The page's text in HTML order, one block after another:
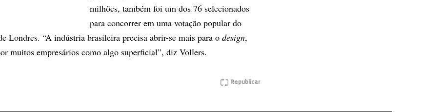
milhões, também foi um dos 76 selecionados
para concorrer em uma votação popular do
Londres. “A indústria brasileira precisa abrir-se mais para o design,
muitos empresários como algo superficial”, diz Vollers.
Republicar